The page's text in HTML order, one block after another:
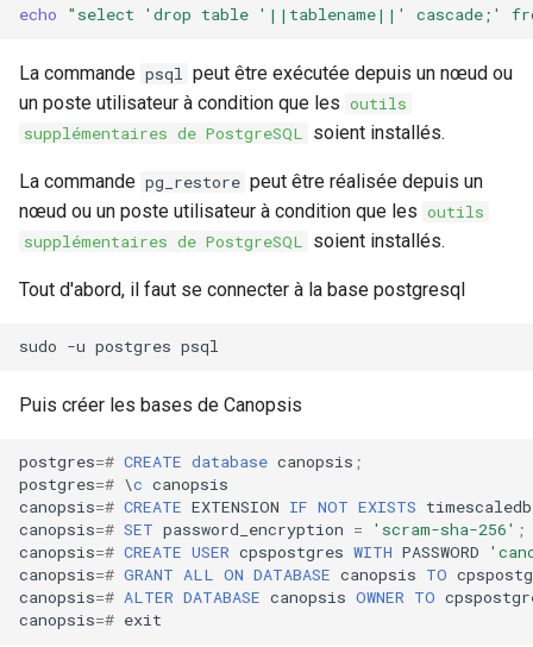
echo "select 'drop table '||tablename||' cascade;'
La commande psql peut être exécutée depuis un nœud ou
un poste utilisateur à condition que les outils
supplémentaires de PostgreSQL soient installés.
La commande pg_restore peut être réalisée depuis un
nœud ou un poste utilisateur à condition que les outils
supplémentaires de PostgreSQL soient installés.
Tout d'abord, il faut se connecter à la base postgresql
sudo -u postgres
Puis créer les bases de Canopsis
postgres=# CREATE database canopsis ;
postgres=# \c canopsis
canopsis=# CREATE EXTENSION IF NOT EXISTS timescaledb
canopsis=# SET password_encryption = 'scram-sha-256' ;
canopsis=# CREATE USER cpspostgres WITH PASSWORD
canopsis=# GRANT ALL ON DATABASE canopsis TO
canopsis=# ALTER DATABASE canopsis OWNER TO
canopsis=# exit